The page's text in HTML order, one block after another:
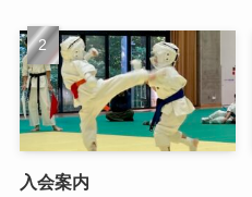
入会案内